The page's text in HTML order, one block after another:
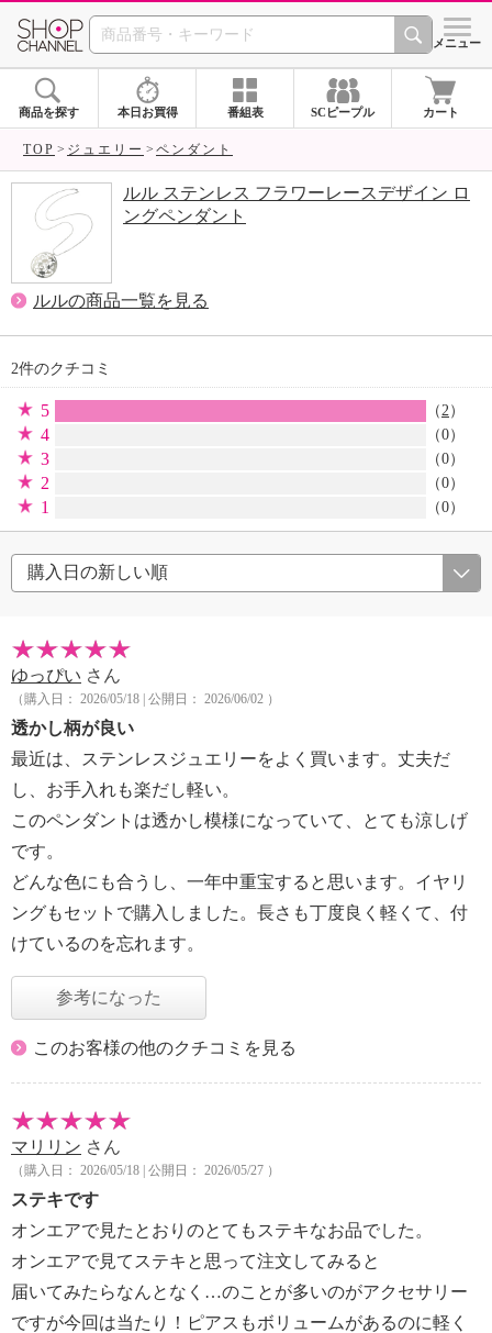
SHOP CHANNEL シメニュー
商品を探す 本日お買得 番組表 SCピープル カート
TOP ジュエリー ペンダント
ルル ステンレス フラワーレースデザイン ロ
ングペンダント
ルルの商品一覧を見る
2件のクチコミ
5 （2）
4 （0）
3 （0）
2 （0）
1 （0）
ゆっぴい さん
（購入日： 2026/05/18 | 公開日： 2026/06/02 ）
透かし柄が良い
最近は、ステンレスジュエリーをよく買います。丈夫だ
し、お手入れも楽だし軽い。
このペンダントは透かし模様になっていて、とても涼しげ
です。
どんな色にも合うし、一年中重宝すると思います。イヤリ
ングもセットで購入しました。長さも丁度良く軽くて、付
けているのを忘れます。
参考になった
このお客様の他のクチコミを見る
マリリン さん
（購入日： 2026/05/18 | 公開日： 2026/05/27 ）
ステキです
オンエアで見たとおりのとてもステキなお品でした。
オンエアで見てステキと思って注文してみると
届いてみたらなんとなく…のことが多いのがアクセサリー
ですが今回は当たり！ピアスもボリュームがあるのに軽く